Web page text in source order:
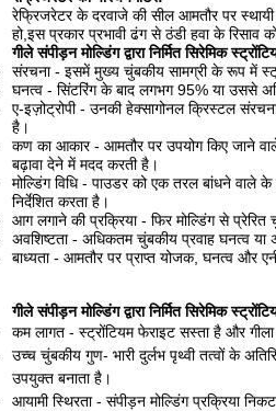
रेफ्रिजरेटर के दरवाजे की सील आमतौर पर
हो,इस प्रकार प्रभावी ढंग से ठंडी हवा के
गीले संपीड़न मोल्डिंग द्वारा निर्मित सिरेमिक
संरचना - इसमें मुख्य चुंबकीय सामग्री के रूप में
घनत्व - सिंटरिंग के बाद लगभग 95% या उससे
ए-इज़ोट्रोपी - उनकी हेक्सागोनल क्रिस्टल
है।
कण का आकार - आमतौर पर उपयोग किए जाने वाले
बढ़ावा देने में मदद करती है।
मोल्डिंग विधि - पाउडर को एक तरल बांधने वाले
निर्देशित करता है।
आग लगाने की प्रक्रिया - फिर मोल्डिंग से प्रेरित
अवशिष्टता - अधिकतम चुंबकीय प्रवाह घनत्व या
बाध्यता - आमतौर पर प्राप्त योजक, घनत्व और
गीले संपीड़न मोल्डिंग द्वारा निर्मित सिरेमिक
कम लागत - स्ट्रोंटियम फेराइट सस्ता है और
उच्च चुंबकीय गुण- भारी दुर्लभ पृथ्वी तत्वों के
उपयुक्त बनाता है।
आयामी स्थिरता - संपीड़न मोल्डिंग प्रक्रिया